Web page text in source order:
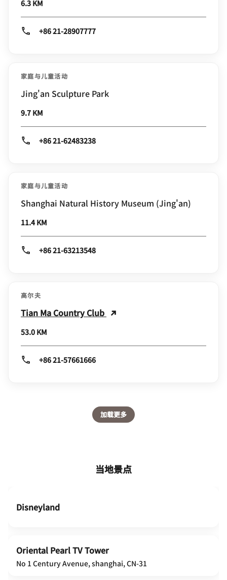
6.3 KM
+86 21-28907777
家庭与儿童活动
Jing'an Sculpture Park
9.7 KM
+86 21-62483238
家庭与儿童活动
Shanghai Natural History Museum (Jing'an)
11.4 KM
+86 21-63213548
高尔夫
Tian Ma Country Club
53.0 KM
+86 21-57661666
加载更多
当地景点
Disneyland
Oriental Pearl TV Tower
No 1 Century Avenue, shanghai, CN-31